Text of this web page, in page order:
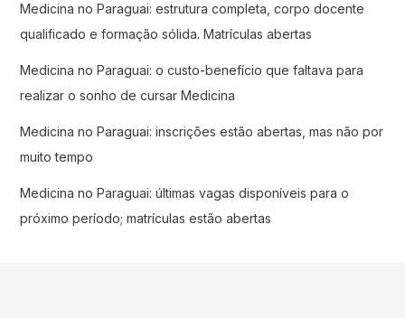
Medicina no Paraguai: estrutura completa, corpo docente
qualificado e formação sólida. Matrículas abertas
Medicina no Paraguai: o custo-benefício que faltava para
realizar o sonho de cursar Medicina
Medicina no Paraguai: inscrições estão abertas, mas não por
muito tempo
Medicina no Paraguai: últimas vagas disponíveis para o
próximo período; matrículas estão abertas